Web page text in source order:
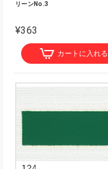
リーンNo.3
¥363
カートに入れる